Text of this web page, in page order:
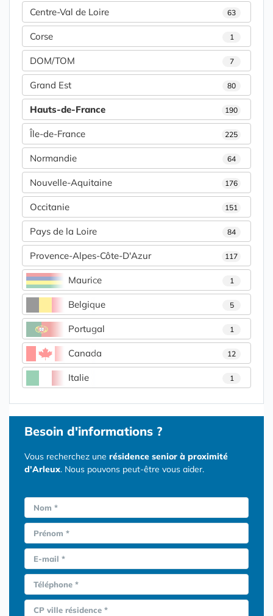
Centre-Val de Loire 63
Corse 1
DOM/TOM 7
Grand Est 80
Hauts-de-France 190
Île-de-France 225
Normandie 64
Nouvelle-Aquitaine 176
Occitanie 151
Pays de la Loire 84
Provence-Alpes-Côte-D'Azur 117
Maurice 1
Belgique 5
Portugal 1
Canada 12
Italie 1
Besoin d'informations ?
Vous recherchez une résidence senior à proximité
d'Arleux. Nous pouvons peut-être vous aider.
Nom *
Prénom *
E-mail *
Téléphone *
CP ville résidence *